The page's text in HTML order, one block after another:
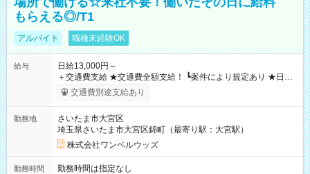
もらえる◎/T1
アルバイト 職種未経験OK
給与
日給13,000円～
＋交通費支給 ★交通費全額支給！ ┗案件により規定あり ★日払
いOK！（規定あり） ┗働いたその日に現金GET♪ お仕事後はコ
ンビニATMから 日払い分を引き落とせます！ 【試用期間】試
交通費別途支給あり
勤務地
さいたま市大宮区
埼玉県さいたま市大宮区錦町（最寄り駅：大宮駅）
株式会社ワンベルウッズ
勤務時間
勤務時間は指定なし